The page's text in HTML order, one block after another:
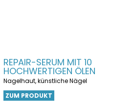
REPAIR-SERUM MIT 10
HOCHWERTIGEN ÖLEN
Nagelhaut, künstliche Nägel
ZUM PRODUKT